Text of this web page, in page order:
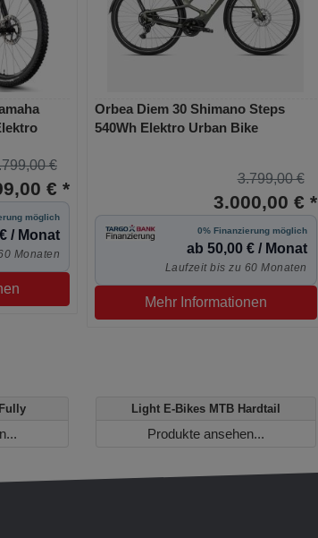
€
€ *
möglich
/ Monat
Monaten
Orbea Diem 30 Shimano Steps
540Wh Elektro Urban Bike
3.799,00 €
3.000,00 € *
0% Finanzierung möglich
ab 50,00 € / Monat
Laufzeit bis zu 60 Monaten
Mehr Informationen
Light E-Bikes MTB Hardtail
Produkte ansehen...